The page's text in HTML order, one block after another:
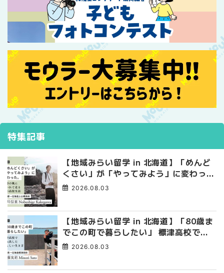
特集記事
【地域みらい留学 in 北海道】「めんど
くさい」が「やってみよう」に変わっ
た。 十勝の風に吹かれて走る、僕の泥
2026.08.03
【地域みらい留学 in 北海道】「80歳ま
でこの町で暮らしたい」 標津高校で踏
み出した、私らしい生き方
2026.08.03